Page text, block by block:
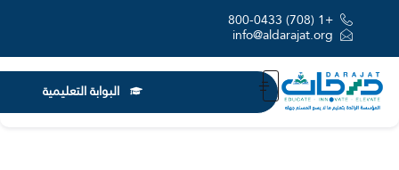
+1 (708) 800-0433
info@aldarajat.org
البوابة التعليمية